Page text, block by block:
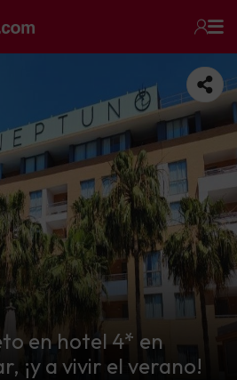
en hotel 4* en
¡y a vivir el verano!